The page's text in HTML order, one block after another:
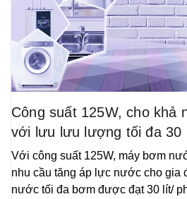
Công suất 125W, cho khả
với lưu lưu lượng tối đa 30
Với công suất 125W, máy bơm
nhu cầu tăng áp lực nước cho
nước tối đa bơm được đạt 30 lít/